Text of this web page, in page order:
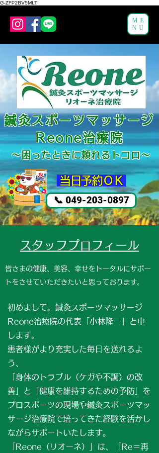
G-ZFP2BV5MLT
鍼灸スポーツマッサージ
Reone治療院
～困ったときに頼れるトコロ～
​ 当日予約ＯＫ
📞 049-203-0897
ME
NU
スタッフプロフィール
皆さまの健康、美容、幸せをトータルにサポー
トをさせていただきたいと思っております。
初めまして。鍼灸スポーツマッサージ
Reone治療院の代表「小林隆一」と申
します。
患者様がより充実した毎日を送れるよ
う、
「身体のトラブル（ケガや不調）の改
善」と「健康を維持するための予防」を
プロスポーツの現場や鍼灸スポーツマッ
サージ治療院で培ってきた経験を活かし
ながらサポートいたします。
「Reone（リオーネ）」は、「Re＝再